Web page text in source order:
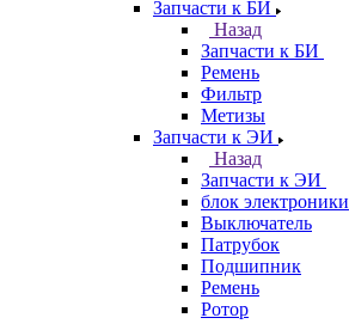
Запчасти к БИ
Назад
Запчасти к БИ
Ремень
Фильтр
Метизы
Запчасти к ЭИ
Назад
Запчасти к ЭИ
блок электроники
Выключатель
Патрубок
Подшипник
Ремень
Ротор